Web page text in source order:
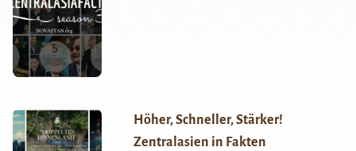
Höher, Schneller, Stärker!
Zentralasien in Fakten